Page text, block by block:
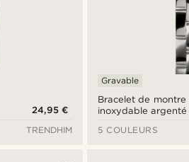
24,95 €
TRENDHIM
Bracelet de montre
inoxydable
Gravable
5 COULEURS